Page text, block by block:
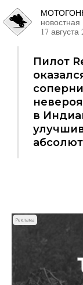
17 августа
Пилот
в
Реклама